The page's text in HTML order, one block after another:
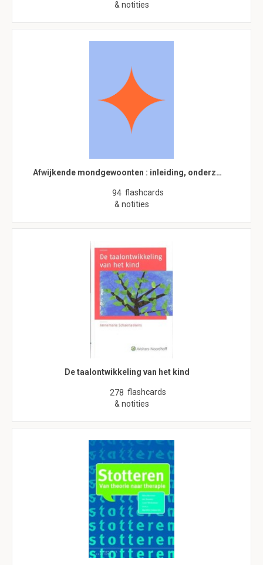
& notities
Afwijkende mondgewoonten : inleiding, onderz…
94 flashcards
& notities
De taalontwikkeling van het kind
278 flashcards
& notities